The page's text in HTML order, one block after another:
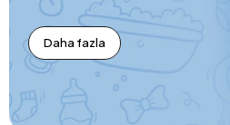
Daha fazla